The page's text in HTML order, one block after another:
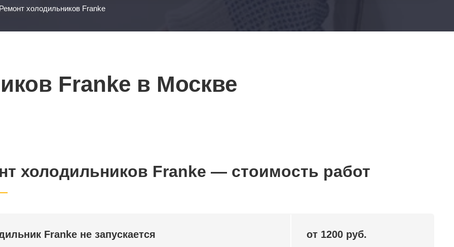
холодильников Franke
Franke в Москве
холодильников Franke — стоимость работ
Franke не запускается от 1200 руб.